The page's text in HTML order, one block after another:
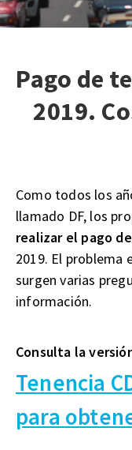
Pago de
2019.
Como todos los
llamado DF, los
realizar el pago
2019. El problema
surgen varias
información.
Consulta la
Tenencia
para